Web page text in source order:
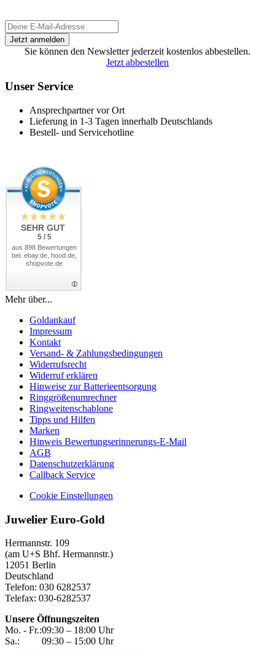
Sie können den Newsletter jederzeit kostenlos abbestellen.
Jetzt abbestellen
Unser Service
Ansprechpartner vor Ort
Lieferung in 1-3 Tagen innerhalb Deutschlands
Bestell- und Servicehotline
SEHR GUT
5 / 5
aus 898 Bewertungen
bei: ebay.de, hood.de,
shopvote.de
Mehr über...
Goldankauf
Impressum
Kontakt
Versand- & Zahlungsbedingungen
Widerrufsrecht
Widerruf erklären
Hinweise zur Batterieentsorgung
Ringgrößenumrechner
Ringweitenschablone
Tipps und Hilfen
Marken
Hinweis Bewertungserinnerungs-E-Mail
AGB
Datenschutzerklärung
Callback Service
Cookie Einstellungen
Juwelier Euro-Gold
Hermannstr. 109
(am U+S Bhf. Hermannstr.)
12051 Berlin
Deutschland
Telefon: 030 6282537
Telefax: 030-6282537
Unsere Öffnungszeiten
Mo. - Fr.:09:30 – 18:00 Uhr
Sa.:
09:30 – 15:00 Uhr